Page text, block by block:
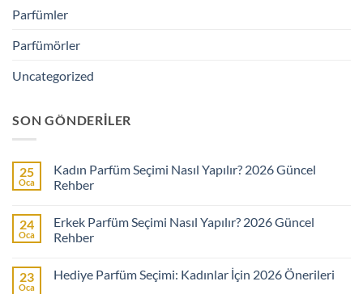
Parfümler
Parfümörler
Uncategorized
SON GÖNDERILER
25
Oca
Kadın Parfüm Seçimi Nasıl Yapılır? 2026 Güncel
Rehber
Kadın
Parfüm
Seçimi
2026
24
Oca
Erkek Parfüm Seçimi Nasıl Yapılır? 2026 Güncel
Rehber
Erkek
23
Oca
Hediye Parfüm Seçimi: Kadınlar İçin 2026 Önerileri